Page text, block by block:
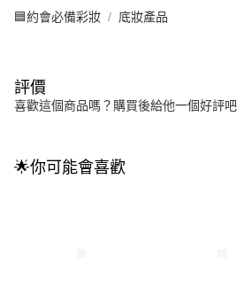
🟦約會必備彩妝 底妝產品
評價
喜歡這個商品嗎？購買後給他一個好評吧
🌟你可能會喜歡